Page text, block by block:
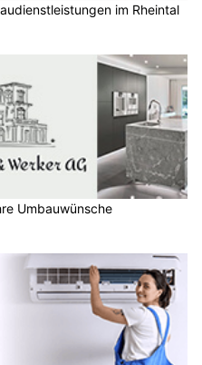
im Rheintal
Umbauwünsche